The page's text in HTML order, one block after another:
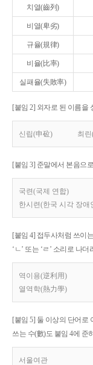
치열(齒列)
비열(卑劣)
규율(規律)
비율(比率)
실패율(失敗率)
[붙임 2] 외자로 된 이름을
신립(申砬) 최
[붙임 3] 준말에서 본음으
국련(국제 연합)
한시련(한국 시각 장애
[붙임 4] 접두사처럼 쓰이
‘ㄴ’ 또는 ‘ㄹ’ 소리로 나
역이용(逆利用)
열역학(熱力學)
[붙임 5] 둘 이상의 단어로
쓰는 수(數)도 붙임 4에 준
서울여관